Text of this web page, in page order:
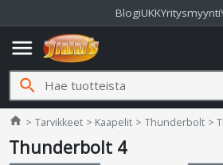
BlogiUKKYritysmyynti
menu
search
home Jimms.fi
Tarvikkeet Kaapelit Thunderbolt
Thunderbolt 4